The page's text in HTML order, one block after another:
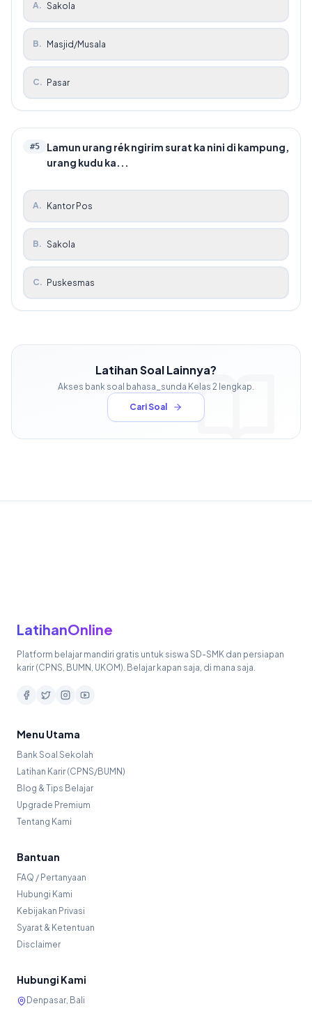
A. Sakola
B. Masjid/Musala
C. Pasar
#5
Lamun urang rék ngirim surat ka nini di kampung,
urang kudu ka...
A. Kantor Pos
B. Sakola
C. Puskesmas
Latihan Soal Lainnya?
Akses bank soal bahasa_sunda Kelas 2 lengkap.
Cari Soal
LatihanOnline
Platform belajar mandiri gratis untuk siswa SD-SMK dan persiapan
karir (CPNS, BUMN, UKOM). Belajar kapan saja, di mana saja.
Menu Utama
Bank Soal Sekolah
Latihan Karir (CPNS/BUMN)
Blog & Tips Belajar
Upgrade Premium
Tentang Kami
Bantuan
FAQ / Pertanyaan
Hubungi Kami
Kebijakan Privasi
Syarat & Ketentuan
Disclaimer
Hubungi Kami
Denpasar, Bali